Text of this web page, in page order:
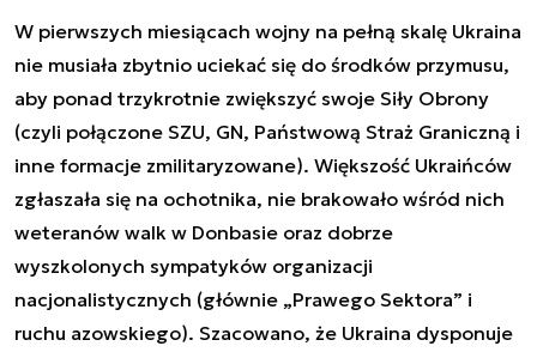
W pierwszych miesiącach wojny na pełną skalę Ukraina
nie musiała zbytnio uciekać się do środków przymusu,
aby ponad trzykrotnie zwiększyć swoje Siły Obrony
(czyli połączone SZU, GN, Państwową Straż Graniczną i
inne formacje zmilitaryzowane). Większość Ukraińców
zgłaszała się na ochotnika, nie brakowało wśród nich
weteranów walk w Donbasie oraz dobrze
wyszkolonych sympatyków organizacji
nacjonalistycznych (głównie „Prawego Sektora” i
ruchu azowskiego). Szacowano, że Ukraina dysponuje